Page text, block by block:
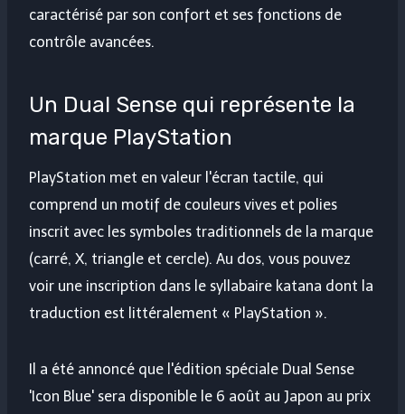
caractérisé par son confort et ses fonctions de
contrôle avancées.
Un Dual Sense qui représente la
marque PlayStation
PlayStation met en valeur l'écran tactile, qui
comprend un motif de couleurs vives et polies
inscrit avec les symboles traditionnels de la marque
(carré, X, triangle et cercle). Au dos, vous pouvez
voir une inscription dans le syllabaire katana dont la
traduction est littéralement « PlayStation ».
Il a été annoncé que l'édition spéciale Dual Sense
'Icon Blue' sera disponible le 6 août au Japon au prix